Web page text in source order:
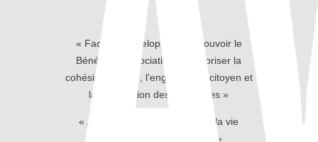
« Faciliter, développer, promouvoir le
Bénévolat associatif pour favoriser la
cohésion sociale, l’engagement citoyen et
la valorisation des personnes »
« Animer, maintenir et faciliter la vie
Associative sur le territoire »